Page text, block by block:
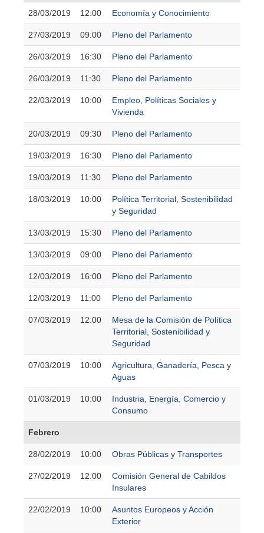
28/03/2019 12:00 Economía y Conocimiento
27/03/2019 09:00 Pleno del Parlamento
26/03/2019 16:30 Pleno del Parlamento
26/03/2019 11:30 Pleno del Parlamento
22/03/2019 10:00
Empleo, Políticas Sociales y
Vivienda
20/03/2019 09:30 Pleno del Parlamento
19/03/2019 16:30 Pleno del Parlamento
19/03/2019 11:30 Pleno del Parlamento
18/03/2019 10:00
Política Territorial, Sostenibilidad
y Seguridad
13/03/2019 15:30 Pleno del Parlamento
13/03/2019 09:00 Pleno del Parlamento
12/03/2019 16:00 Pleno del Parlamento
12/03/2019 11:00 Pleno del Parlamento
07/03/2019 12:00
Mesa de la Comisión de Política
Territorial, Sostenibilidad y
Seguridad
07/03/2019 10:00
Agricultura, Ganadería, Pesca y
Aguas
01/03/2019 10:00
Industria, Energía, Comercio y
Consumo
Febrero
28/02/2019 10:00 Obras Públicas y Transportes
27/02/2019 12:00
Comisión General de Cabildos
Insulares
22/02/2019 10:00
Asuntos Europeos y Acción
Exterior